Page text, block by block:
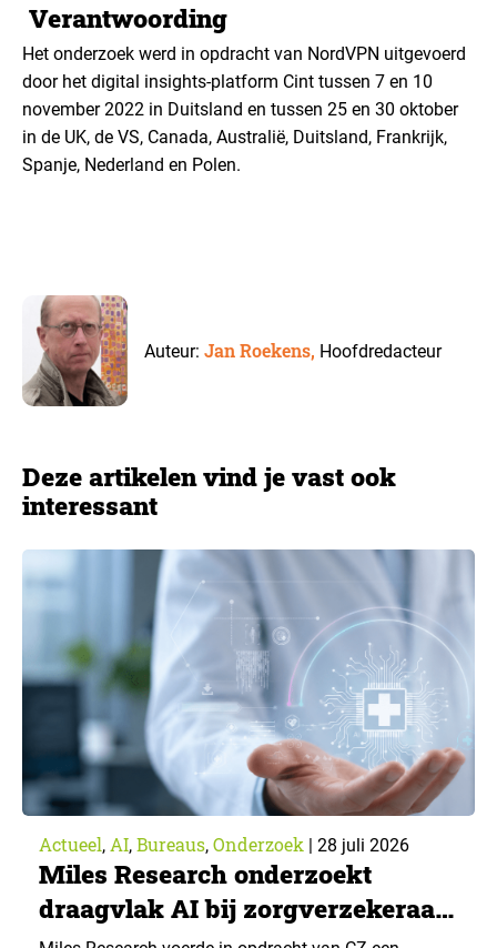
Verantwoording
Het onderzoek werd in opdracht van NordVPN uitgevoerd
door het digital insights-platform Cint tussen 7 en 10
november 2022 in Duitsland en tussen 25 en 30 oktober
in de UK, de VS, Canada, Australië, Duitsland, Frankrijk,
Spanje, Nederland en Polen.
Auteur:Jan Roekens, Hoofdredacteur
Deze artikelen vind je vast ook
interessant
Actueel, AI, Bureaus, Onderzoek | 28 juli 2026
Miles Research onderzoekt
draagvlak AI bij zorgverzekeraar